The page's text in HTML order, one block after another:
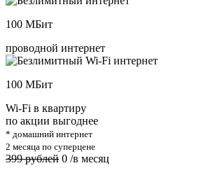
100 МБит
проводной интернет
100 МБит
Wi-Fi в квартиру
по акции выгоднее
* домашний интернет
2 месяца по суперцене
399 рублей 0 /в месяц